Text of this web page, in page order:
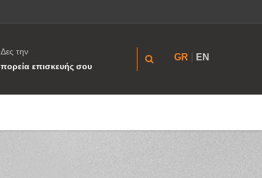
Δες την
πορεία επισκευής σου
GR EN